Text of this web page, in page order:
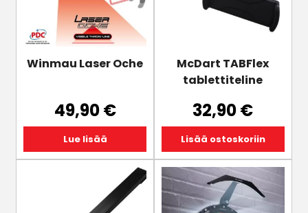
Winmau Laser Oche
49,90€
Lue lisää
McDart TABFlex
tablettiteline
32,90€
Lisää ostoskoriin